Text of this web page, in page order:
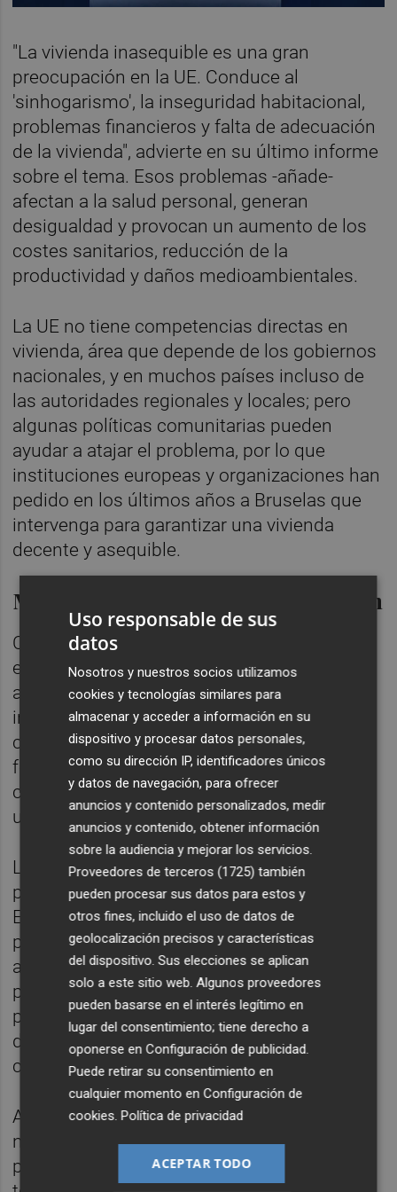
"La vivienda inasequible es una gran
preocupación en la UE. Conduce al
'sinhogarismo', la inseguridad habitacional,
problemas financieros y falta de adecuación
de la vivienda", advierte en su último informe
sobre el tema. Esos problemas -añade-
afectan a la salud personal, generan
desigualdad y provocan un aumento de los
costes sanitarios, reducción de la
productividad y daños medioambientales.
La UE no tiene competencias directas en
vivienda, área que depende de los gobiernos
nacionales, y en muchos países incluso de
las autoridades regionales y locales; pero
algunas políticas comunitarias pueden
ayudar a atajar el problema, por lo que
instituciones europeas y organizaciones han
pedido en los últimos años a Bruselas que
intervenga para garantizar una vivienda
decente y asequible.
Más inversión y mejor construcción
Con este objetivo, Von der Leyen ha
encomendado al futuro nuevo comisario
actuar en varios frentes: atraer más
inversiones públicas y privadas, reducir los
costes de la construcción y mejorar la
formación en el sector; y atajar problemas
como los alquileres de corta duración o el
uso ineficiente de la vivienda ya construida.
La carta de misión enviada a Jorgensen le
pide, en concreto, crear junto al Banco
Europeo de Inversiones una "plataforma
paneuropea de inversión en vivienda
asequible y sostenible" y trabajar en una
propuesta para que los países de la UE
puedan "inyectar liquidez" al mercado y
duplicar su inversión con fondos de
cohesión en vivienda.
Asimismo, deberá estudiar cómo utilizar las
normas europeas de Ayudas de Estado para
permitir medidas de apoyo público, sobre
Uso responsable de sus
datos
Nosotros y nuestros socios utilizamos
cookies y tecnologías similares para
almacenar y acceder a información en su
dispositivo y procesar datos personales,
como su dirección IP, identificadores únicos
y datos de navegación, para ofrecer
anuncios y contenido personalizados, medir
anuncios y contenido, obtener información
sobre la audiencia y mejorar los servicios.
Proveedores de terceros (1725) también
pueden procesar sus datos para estos y
otros fines, incluido el uso de datos de
geolocalización precisos y características
del dispositivo. Sus elecciones se aplican
solo a este sitio web. Algunos proveedores
pueden basarse en el interés legítimo en
lugar del consentimiento; tiene derecho a
oponerse enConfiguración de publicidad
Puede retirar su consentimiento en
cualquier momento enConfiguración de
cookies .Política de privacidad
ACEPTAR TODO